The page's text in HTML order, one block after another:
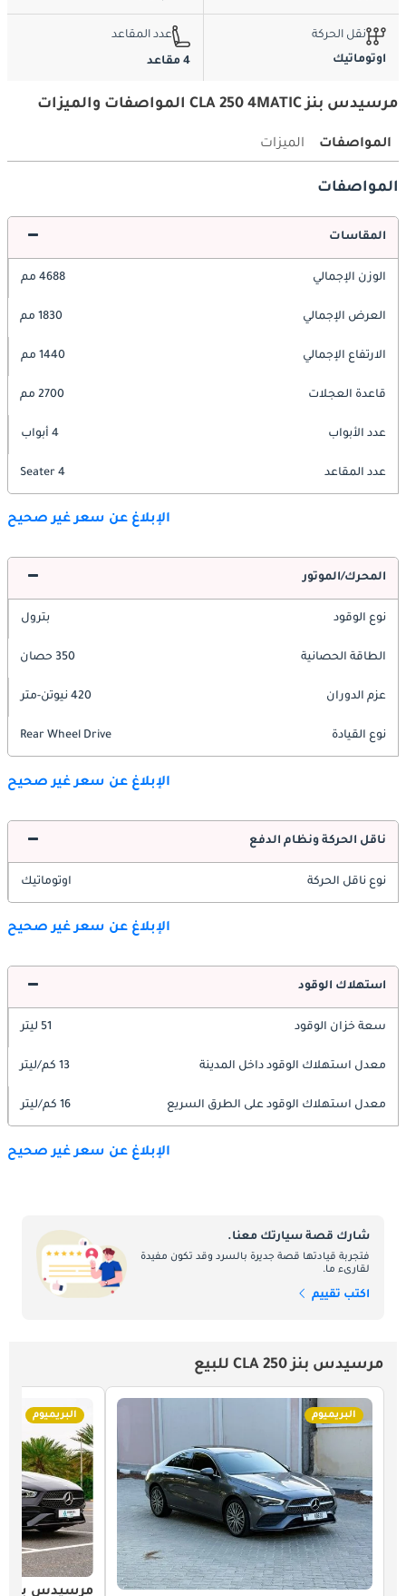
نقل الحركة
اوتوماتيك
عدد المقاعد
4 مقاعد
مرسيدس بنز CLA 250 4MATIC المواصفات والميزات
المواصفات الميزات
المواصفات
المقاسات
الوزن الإجمالي 4688 مم
العرض الإجمالي 1830 مم
الارتفاع الإجمالي 1440 مم
قاعدة العجلات 2700 مم
عدد الأبواب 4 أبواب
عدد المقاعد 4 Seater
الإبلاغ عن سعر غير صحيح
المحرك/الموتور
نوع الوقود بترول
الطاقة الحصانية 350 حصان
عزم الدوران 420 نيوتن-متر
نوع القيادة Rear Wheel Drive
الإبلاغ عن سعر غير صحيح
ناقل الحركة ونظام الدفع
نوع ناقل الحركة اوتوماتيك
الإبلاغ عن سعر غير صحيح
استهلاك الوقود
سعة خزان الوقود 51 ليتر
معدل استهلاك الوقود داخل المدينة 13 كم/ليتر
معدل استهلاك الوقود على الطرق السريع 16 كم/ليتر
الإبلاغ عن سعر غير صحيح
شارك قصة سيارتك معنا.
فتجربة قيادتها قصة جديرة بالسرد وقد تكون مفيدة
لقارىء ما.
اكتب تقييم
مرسيدس بنز CLA 250 للبيع
البريميوم البريميوم
مرسيدس بنز CLA 250